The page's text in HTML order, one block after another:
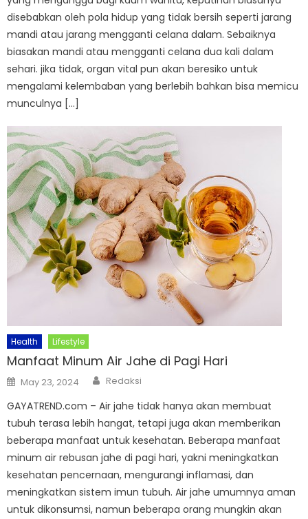
disebabkan oleh pola hidup yang tidak bersih seperti jarang
mandi atau jarang mengganti celana dalam. Sebaiknya
biasakan mandi atau mengganti celana dua kali dalam
sehari. jika tidak, organ vital pun akan beresiko untuk
mengalami kelembaban yang berlebih bahkan bisa memicu
munculnya […]
Health Lifestyle
Manfaat Minum Air Jahe di Pagi Hari
Posted
on
May 23, 2024 Author
Redaksi
GAYATREND.com – Air jahe tidak hanya akan membuat
tubuh terasa lebih hangat, tetapi juga akan memberikan
beberapa manfaat untuk kesehatan. Beberapa manfaat
minum air rebusan jahe di pagi hari, yakni meningkatkan
kesehatan pencernaan, mengurangi inflamasi, dan
meningkatkan sistem imun tubuh. Air jahe umumnya aman
untuk dikonsumsi, namun beberapa orang mungkin akan